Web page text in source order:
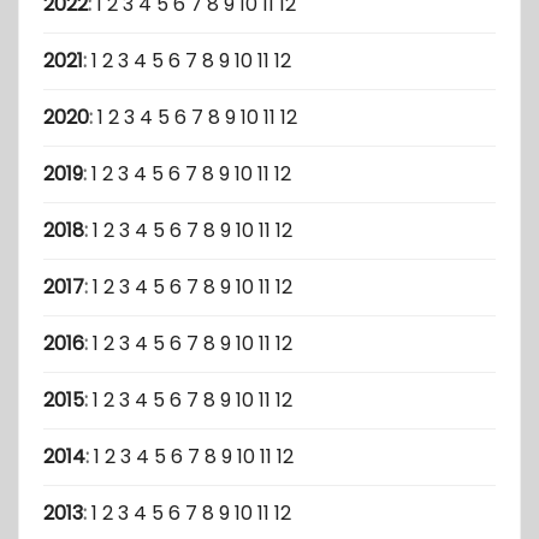
2021:1 23 4 56 7 8 91011 12
2020:1 23 4 56 7 8 91011 12
2019:1 23 4 56 7 8 91011 12
2018:1 23 4 56 7 8 91011 12
2017:1 23 4 56 7 8 91011 12
2016:1 23 4 56 7 8 91011 12
2015:1 23 4 56 7 8 91011 12
2014:1 23 4 56 7 8 91011 12
2013:1 23 4 56 7 8 91011 12